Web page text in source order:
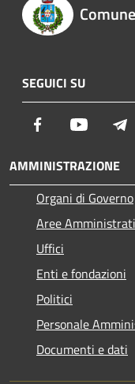
SEGUICI SU
Facebook Youtube
AMMINISTRAZIONE
Organi di Governo
Aree
Uffici
Enti e fondazioni
Politici
Personale
Documenti e dati